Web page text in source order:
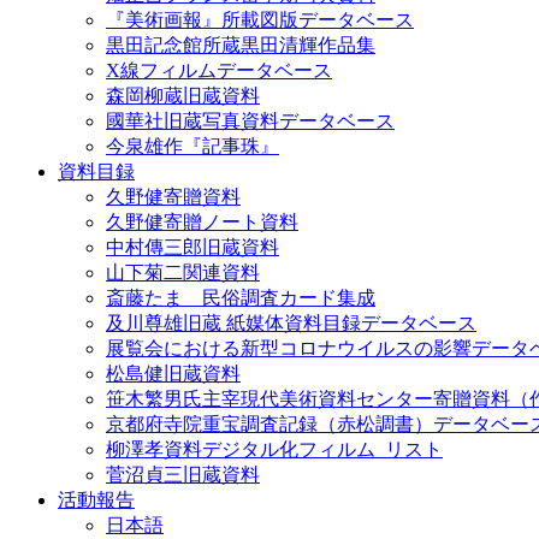
『美術画報』所載図版データベース
黒田記念館所蔵黒田清輝作品集
X線フィルムデータベース
森岡柳蔵旧蔵資料
國華社旧蔵写真資料データベース
今泉雄作『記事珠』
資料目録
久野健寄贈資料
久野健寄贈ノート資料
中村傳三郎旧蔵資料
山下菊二関連資料
斎藤たま 民俗調査カード集成
及川尊雄旧蔵 紙媒体資料目録データベース
展覧会における新型コロナウイルスの影響データ
松島健旧蔵資料
笹木繁男氏主宰現代美術資料センター寄贈資料（
京都府寺院重宝調査記録（赤松調書）データベー
柳澤孝資料デジタル化フィルム_リスト
菅沼貞三旧蔵資料
活動報告
日本語